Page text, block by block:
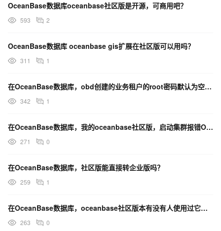
OceanBase数据库oceanbase社区版是开源，可商用吧？
593 2
OceanBase数据库 oceanbase gis扩展在社区版可以用吗？
311 1
在OceanBase数据库，obd创建的业务租户的root密码默认为空，那是不是连接的时候使用？
342 1
在OceanBase数据库，我的oceanbase社区版，启动集群报错OBD-2002。这个咋处理？
271 0
在OceanBase数据库，社区版能直接转企业版吗？
259 1
在OceanBase数据库，oceanbase社区版本有没有人使用过它的OBKV模型？
263 0